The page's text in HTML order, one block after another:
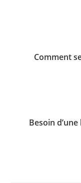
Comment
Besoin